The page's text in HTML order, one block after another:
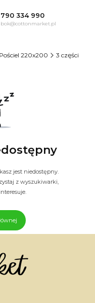
790 334 990
bok@cottonmarket.pl
Pościel 220x200 3 części
jest niedostępny.
z wyszukiwarki,